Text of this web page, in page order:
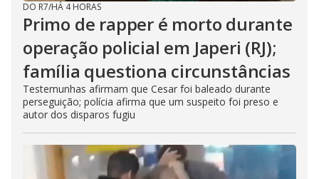
DO R7/HÁ 4 HORAS
Primo de rapper é morto durante
operação policial em Japeri (RJ);
família questiona circunstâncias
Testemunhas afirmam que Cesar foi baleado durante
perseguição; polícia afirma que um suspeito foi preso e
autor dos disparos fugiu